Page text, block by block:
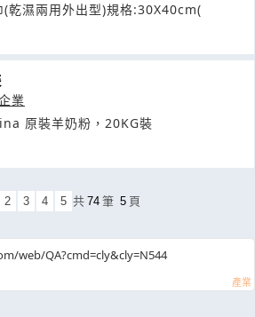
乾濕兩用外出型)規格:30X40cm(
業
原裝羊奶粉，20KG裝
2 3 4 5 共 74 筆 5 頁
web/QA?cmd=cly&cly=N544